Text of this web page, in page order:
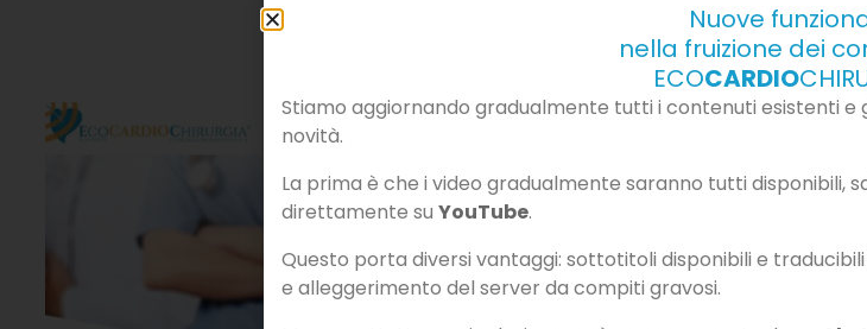
Contenuti
Nuove
nella fruizione dei
ECOCARDIO
Stiamo aggiornando gradualmente tutti i contenuti esistenti e
novità.
La prima è che i video gradualmente saranno tutti disponibili,
direttamente su YouTube.
Questo porta diversi vantaggi: sottotitoli disponibili e
e alleggerimento del server da compiti gravosi.